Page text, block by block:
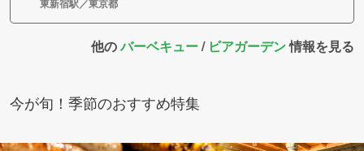
東新宿駅／東京都
他のバーベキュー/ ビアガーデン情報を見る
今が旬！季節のおすすめ特集